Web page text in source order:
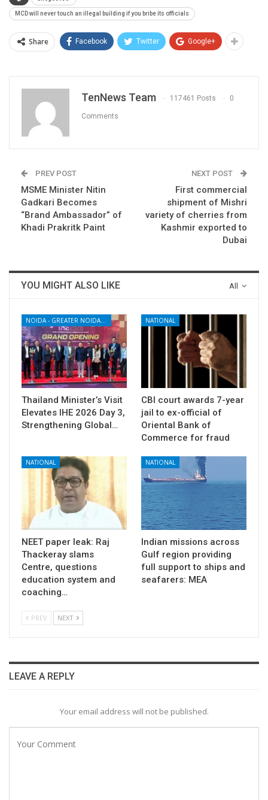
MCD will never touch an illegal building if you bribe its officials
Share Facebook Twitter Google+
TenNews Team 117461 Posts 0
Comments
PREV POST
MSME Minister Nitin
Gadkari Becomes
“Brand Ambassador” of
Khadi Prakritk Paint
NEXT POST
First commercial
shipment of Mishri
variety of cherries from
Kashmir exported to
Dubai
All
YOU MIGHT ALSO LIKE
Thailand Minister’s Visit
Elevates IHE 2026 Day 3,
Strengthening Global…
NATIONAL
CBI court awards 7-year
jail to ex-official of
Oriental Bank of
Commerce for fraud
NATIONAL
NEET paper leak: Raj
Thackeray slams
Centre, questions
education system and
coaching…
NATIONAL
Indian missions across
Gulf region providing
full support to ships and
seafarers: MEA
PREV NEXT
LEAVE A REPLY
Your email address will not be published.